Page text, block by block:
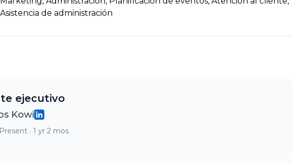
Asistencia de administración
ejecutivo
Kowi
· 1 yr 2 mos